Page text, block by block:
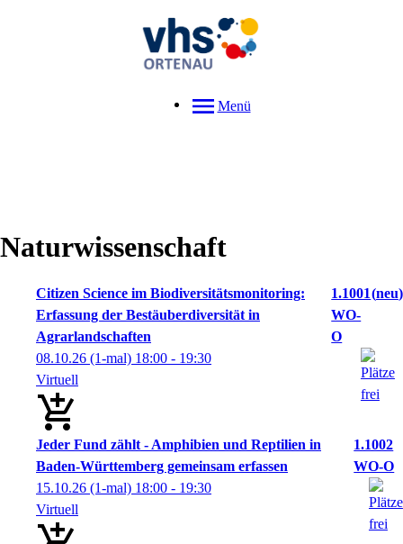
Menü
Naturwissenschaft
Citizen Science im Biodiversitätsmonitoring:
Erfassung der Bestäuberdiversität in
Agrarlandschaften
1.1001
WO-
O
neu
08.10.26 (1-mal) 18:00 - 19:30
Virtuell
Jeder Fund zählt - Amphibien und Reptilien in
Baden-Württemberg gemeinsam erfassen
1.1002
WO-O
15.10.26 (1-mal) 18:00 - 19:30
Virtuell